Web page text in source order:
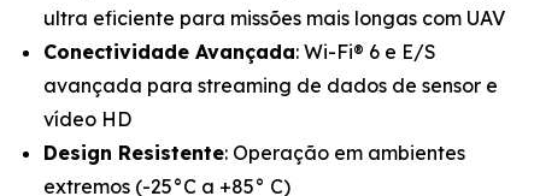
ultra eficiente para missões mais longas com UAV
Conectividade Avançada: Wi-Fi® 6 e E/S
avançada para streaming de dados de sensor e
vídeo HD
Design Resistente: Operação em ambientes
extremos (-25°C a +85° C)